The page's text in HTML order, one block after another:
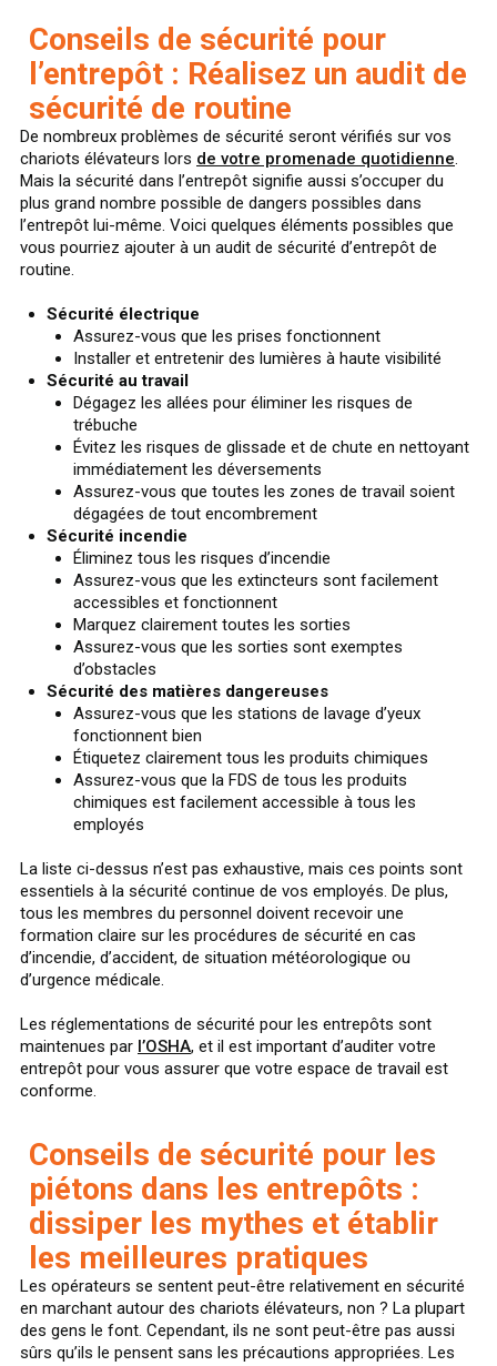
Conseils de sécurité pour
l’entrepôt : Réalisez un audit de
sécurité de routine
De nombreux problèmes de sécurité seront vérifiés sur vos
chariots élévateurs lors de votre promenade quotidienne.
Mais la sécurité dans l’entrepôt signifie aussi s’occuper du
plus grand nombre possible de dangers possibles dans
l’entrepôt lui-même. Voici quelques éléments possibles que
vous pourriez ajouter à un audit de sécurité d’entrepôt de
routine.
Sécurité électrique
Assurez-vous que les prises fonctionnent
Installer et entretenir des lumières à haute visibilité
Sécurité au travail
Dégagez les allées pour éliminer les risques de
trébuche
Évitez les risques de glissade et de chute en nettoyant
immédiatement les déversements
Assurez-vous que toutes les zones de travail soient
dégagées de tout encombrement
Sécurité incendie
Éliminez tous les risques d’incendie
Assurez-vous que les extincteurs sont facilement
accessibles et fonctionnent
Marquez clairement toutes les sorties
Assurez-vous que les sorties sont exemptes
d’obstacles
Sécurité des matières dangereuses
Assurez-vous que les stations de lavage d’yeux
fonctionnent bien
Étiquetez clairement tous les produits chimiques
Assurez-vous que la FDS de tous les produits
chimiques est facilement accessible à tous les
employés
La liste ci-dessus n’est pas exhaustive, mais ces points sont
essentiels à la sécurité continue de vos employés. De plus,
tous les membres du personnel doivent recevoir une
formation claire sur les procédures de sécurité en cas
d’incendie, d’accident, de situation météorologique ou
d’urgence médicale.
Les réglementations de sécurité pour les entrepôts sont
maintenues par l’OSHA, et il est important d’auditer votre
entrepôt pour vous assurer que votre espace de travail est
conforme.
Conseils de sécurité pour les
piétons dans les entrepôts :
dissiper les mythes et établir
les meilleures pratiques
Les opérateurs se sentent peut-être relativement en sécurité
en marchant autour des chariots élévateurs, non ? La plupart
des gens le font. Cependant, ils ne sont peut-être pas aussi
sûrs qu’ils le pensent sans les précautions appropriées. Les